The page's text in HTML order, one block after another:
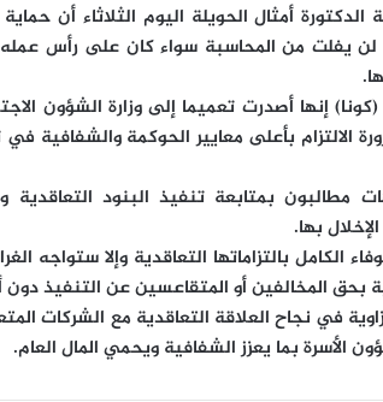
أمثال الحويلة اليوم الثلاثاء أن
يفلت من المحاسبة سواء كان على رأس عمله
إنها أصدرت تعميما إلى وزارة الشؤون
الالتزام بأعلى معايير الحوكمة والشفافية في
بمتابعة تنفيذ البنود التعاقدية
بها.
الكامل بالتزاماتها التعاقدية وإلا ستواجه
بحق المخالفين أو المتقاعسين عن التنفيذ
في نجاح العلاقة التعاقدية مع الشركات
الأسرة بما يعزز الشفافية ويحمي المال العام.